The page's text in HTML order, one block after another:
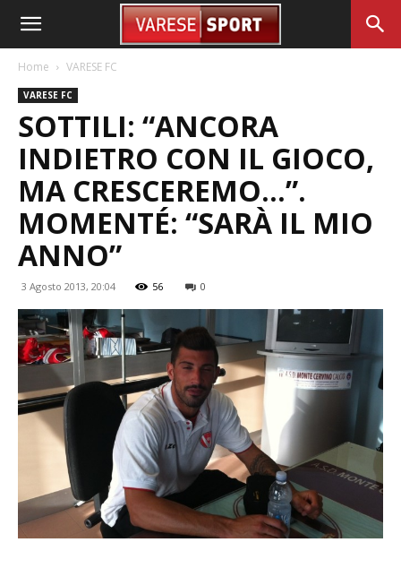
Home VARESE FC
VARESE FC
SOTTILI: “ANCORA
INDIETRO CON IL GIOCO,
MA CRESCEREMO…”.
MOMENTÉ: “SARÀ IL MIO
ANNO”
3 Agosto 2013, 20:04 56 0